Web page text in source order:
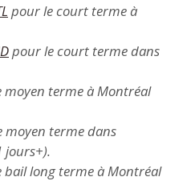
pour le court terme à
pour le court terme dans
moyen terme à Montréal
moyen terme dans
jours+).
bail long terme à Montréal